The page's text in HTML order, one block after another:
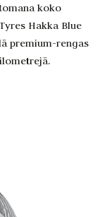
koko
Hakka Blue
premium-rengas